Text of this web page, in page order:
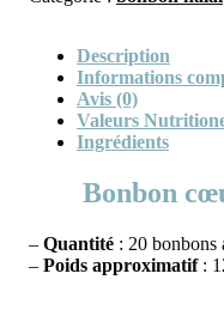
Description
Informations
Avis (0)
Valeurs
Ingrédients
Bonbon
– Quantité : 20 bonbons
– Poids approximatif: